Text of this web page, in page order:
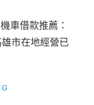
薦：
家
和
車借款推薦：
市在地經營已